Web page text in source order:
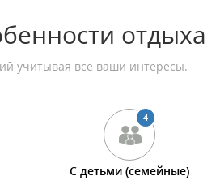
отдыха
учитывая все ваши интересы.
4
С детьми (семейные)